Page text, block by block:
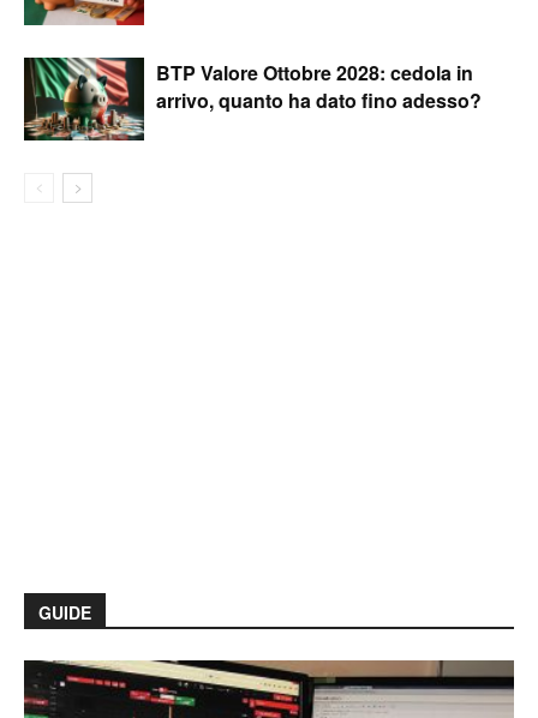
BTP Valore Ottobre 2028: cedola in
arrivo, quanto ha dato fino adesso?
GUIDE